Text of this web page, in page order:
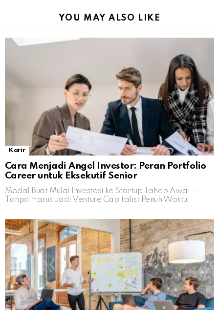
YOU MAY ALSO LIKE
Karir
Cara Menjadi Angel Investor: Peran Portfolio
Career untuk Eksekutif Senior
Modal Buat Mulai Investasi ke Startup Tahap Awal —
Tanpa Harus Jadi Venture Capitalist Penuh Waktu.